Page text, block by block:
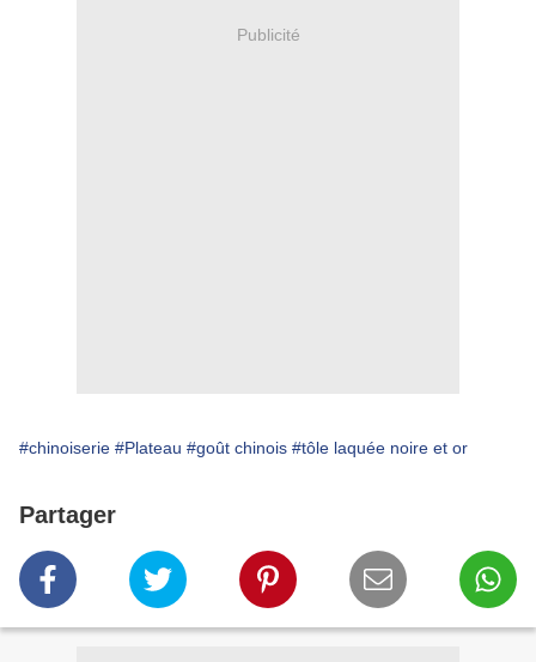
Publicité
#chinoiserie #Plateau #goût chinois #tôle laquée noire et or
Partager